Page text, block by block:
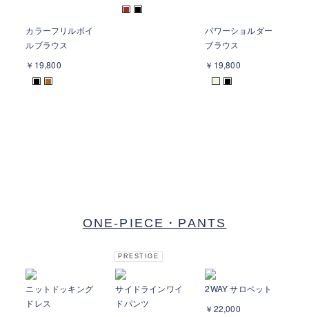
カラーフリルボイ
ルブラウス
￥19,800
■ ■
■ ■
パワーショルダー
ブラウス
￥19,800
■ ■
ONE-PIECE・PANTS
ニットドッキング
ドレス
PRESTIGE
サイドラインワイ
ドパンツ
2WAY サロペット
￥22,000